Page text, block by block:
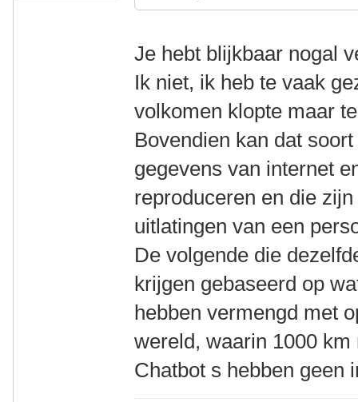
Je hebt blijkbaar nogal
Ik niet, ik heb te vaak
volkomen klopte maar
Bovendien kan dat
gegevens van internet
reproduceren en die
uitlatingen van een
De volgende die
krijgen gebaseerd op
hebben vermengd met
wereld, waarin 1000
Chatbot s hebben geen